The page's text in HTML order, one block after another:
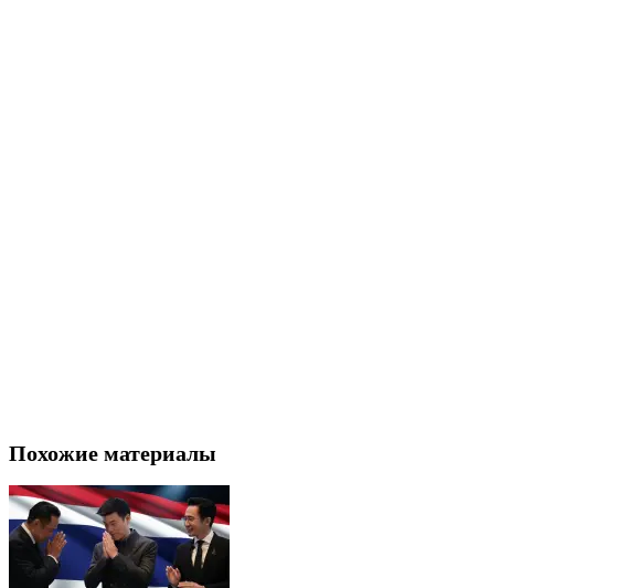
Похожие материалы